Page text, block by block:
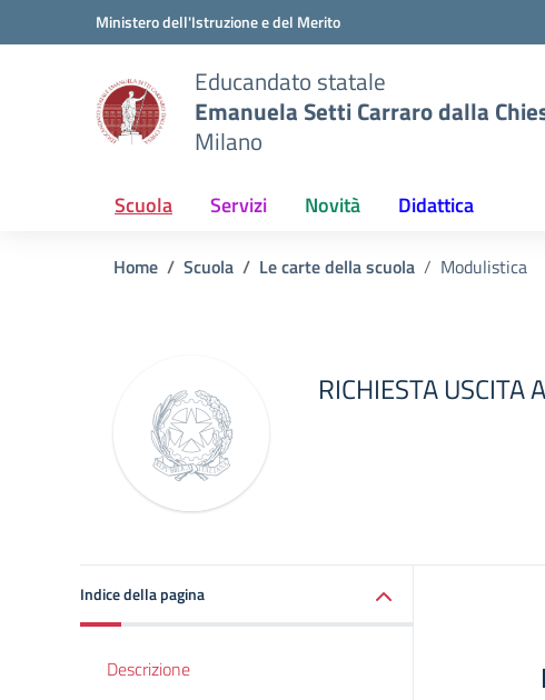
Vai ai contenuti
Vai al menu di navigazioneMinistero dell'Istruzione e del Merito
Educandato statale
Emanuela Setti Carraro dalla
Milano
Scuola Servizi Novità Didattica
Home Scuola Le carte della scuola Modulistica
RICHIESTA USCITA
Indice della pagina
Descrizione